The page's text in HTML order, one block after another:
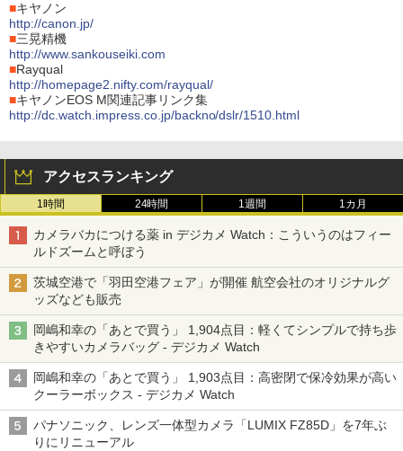
■キヤノン
http://canon.jp/
■三晃精機
http://www.sankouseiki.com
■Rayqual
http://homepage2.nifty.com/rayqual/
■キヤノンEOS M関連記事リンク集
http://dc.watch.impress.co.jp/backno/dslr/1510.html
アクセスランキング
1時間 24時間 1週間 1カ月
カメラバカにつける薬 in デジカメ Watch：こういうのはフィー
ルドズームと呼ぼう
茨城空港で「羽田空港フェア」が開催 航空会社のオリジナルグ
ッズなども販売
岡嶋和幸の「あとで買う」 1,904点目：軽くてシンプルで持ち歩
きやすいカメラバッグ - デジカメ Watch
岡嶋和幸の「あとで買う」 1,903点目：高密閉で保冷効果が高い
クーラーボックス - デジカメ Watch
パナソニック、レンズ一体型カメラ「LUMIX FZ85D」を7年ぶ
りにリニューアル